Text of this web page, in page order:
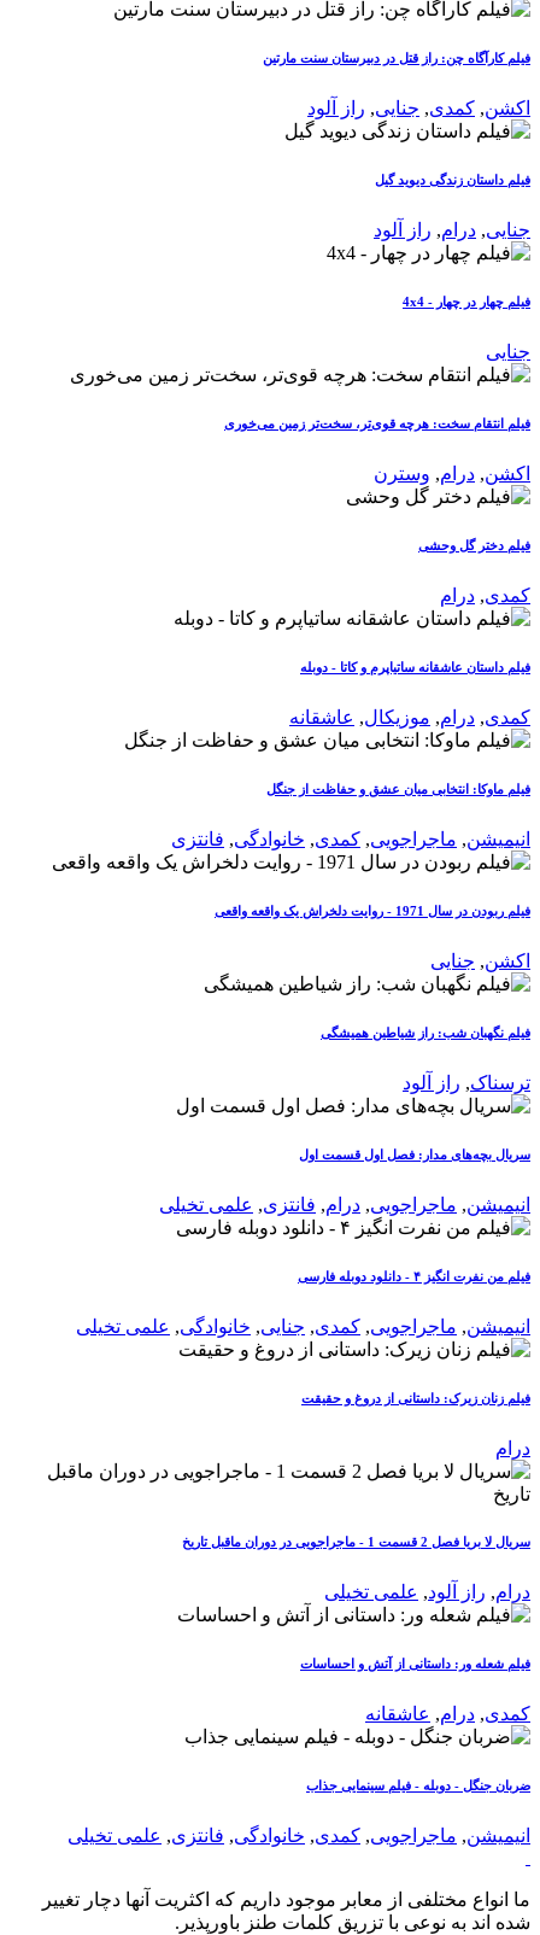
فیلم کارآگاه چن: راز قتل در دبیرستان سنت مارتین
اکشن, کمدی, جنایی, راز آلود
فیلم داستان زندگی دیوید گیل
جنایی, درام, راز آلود
فیلم چهار در چهار - 4x4
جنایی
فیلم انتقام سخت: هرچه قوی‌تر، سخت‌تر زمین می‌خوری
اکشن, درام, وسترن
فیلم دختر گل وحشی
کمدی, درام
فیلم داستان عاشقانه ساتیاپرم و کاتا - دوبله
کمدی, درام, موزیکال, عاشقانه
فیلم ماوکا: انتخابی میان عشق و حفاظت از جنگل
انیمیشن, ماجراجویی, کمدی, خانوادگی, فانتزی
فیلم ربودن در سال 1971 - روایت دلخراش یک واقعه واقعی
اکشن, جنایی
فیلم نگهبان شب: راز شیاطین همیشگی
ترسناک, راز آلود
سریال بچه‌های مدار: فصل اول قسمت اول
انیمیشن, ماجراجویی, درام, فانتزی, علمی تخیلی
فیلم من نفرت انگیز ۴ - دانلود دوبله فارسی
انیمیشن, ماجراجویی, کمدی, جنایی, خانوادگی, علمی تخیلی
فیلم زنان زیرک: داستانی از دروغ و حقیقت
درام
سریال لا بریا فصل 2 قسمت 1 - ماجراجویی در دوران ماقبل تاریخ
درام, راز آلود, علمی تخیلی
فیلم شعله ور: داستانی از آتش و احساسات
کمدی, درام, عاشقانه
ضربان جنگل - دوبله - فیلم سینمایی جذاب
انیمیشن, ماجراجویی, کمدی, خانوادگی, فانتزی, علمی تخیلی
ما انواع مختلفی از معابر موجود داریم که اکثریت آنها دچار تغییر
شده اند به نوعی با تزریق کلمات طنز باورپذیر.